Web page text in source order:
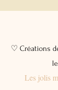
♡ Créations
Les jolis